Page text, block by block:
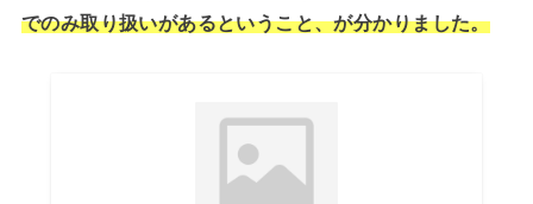
でのみ取り扱いがあるということ、が分かりました。